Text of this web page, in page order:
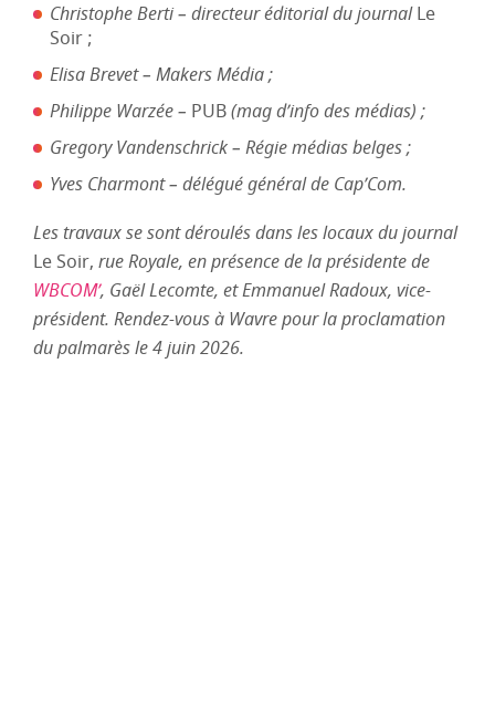
Christophe Berti – directeur éditorial du journalLe
Soir ;
Elisa Brevet – Makers Média ;
Philippe Warzée – PUB(mag d’info des médias) ;
Gregory Vandenschrick – Régie médias belges ;
Yves Charmont – délégué général de Cap’Com.
Les travaux se sont déroulés dans les locaux du journal
Le Soir, rue Royale, en présence de la présidente de
WBCOM’, Gaël Lecomte, et Emmanuel Radoux, vice-
président. Rendez-vous à Wavre pour la proclamation
du palmarès le 4 juin 2026.